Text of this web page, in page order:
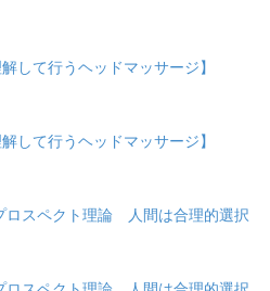
して行うヘッドマッサージ】
して行うヘッドマッサージ】
ロスペクト理論 人間は合理的選択